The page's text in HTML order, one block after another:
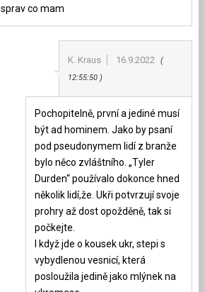
sprav co mam
K. Kraus 16.9.2022
12:55:50
Pochopitelně, první a jediné musí
být ad hominem. Jako by psaní
pod pseudonymem lidí z branže
bylo něco zvláštního. „Tyler
Durden“ používalo dokonce hned
několik lidí,že. Ukři potvrzují svoje
prohry až dost opožděně, tak si
počkejte.
I když jde o kousek ukr, stepi s
vybydlenou vesnicí, která
posloužila jedině jako mlýnek na